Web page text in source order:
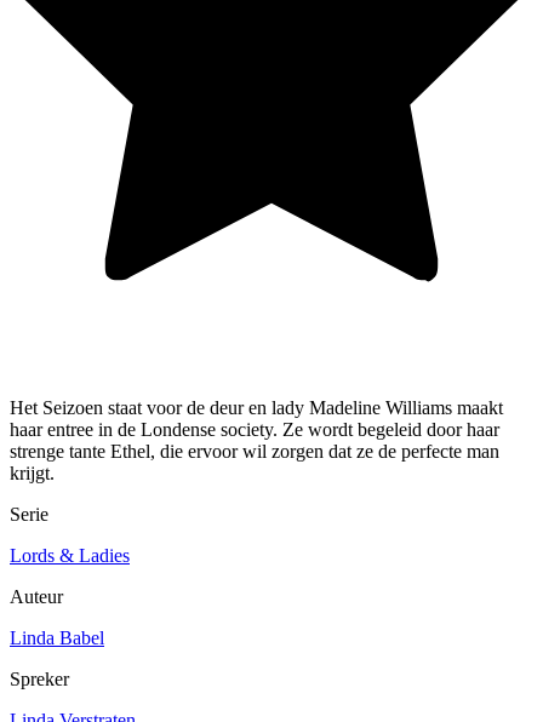
Het Seizoen staat voor de deur en lady Madeline Williams maakt
haar entree in de Londense society. Ze wordt begeleid door haar
strenge tante Ethel, die ervoor wil zorgen dat ze de perfecte man
krijgt.
Serie
Lords & Ladies
Auteur
Linda Babel
Spreker